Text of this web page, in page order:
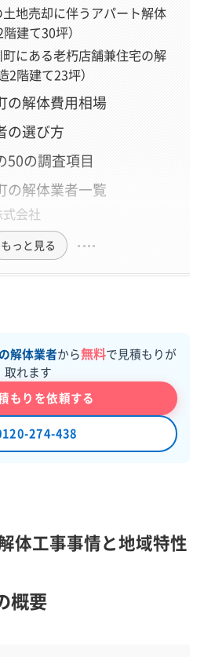
地売却に伴うアパート解体
建て30坪）
にある老朽店舗兼住宅の解
2階建て23坪）
の解体費用相場
の選び方
50の調査項目
の解体業者一覧
会社
もっと見る
解体業者から無料で見積もりが
取れます
もりを依頼する
274-438
体工事事情と地域特性
概要